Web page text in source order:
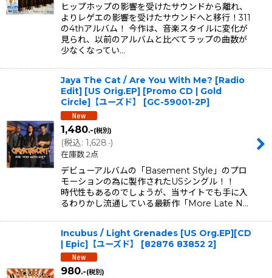
ヒップホップの影響を受けたサウンドから離れ、
よりレゲエの影響を受けたサウンドへと移行！311
の4thアルバム！ 今作は、音楽スタイルに変化が
見られ、以前のアルバムと比べてラップの曲数が
少なくなってい…
Jaya The Cat / Are You With Me? [Radio
Edit] [US Orig.EP] [Promo CD | Gold
Circle]【ユーズド】
[GC-59001-2P]
1,480.-(税別)
(税込: 1,628.-)
在庫数 2点
デビューアルバムの「Basement Style」のプロ
モーションの為に製作されたUSシングル！！
時代性もあるのでしょうが、当サイトでも手に入
るわりかし流通している最新作「More Late N…
Incubus / Light Grenades [US Org.EP][CD
| Epic]【ユーズド】
[82876 83852 2]
980.-(税別)